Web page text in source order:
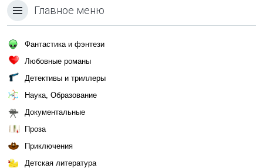
Главное меню
Фантастика и фэнтези
Любовные романы
Детективы и триллеры
Наука, Образование
Документальные
Проза
Приключения
Детская литература